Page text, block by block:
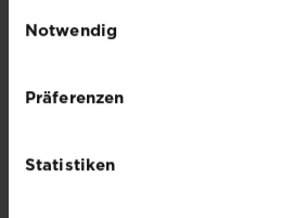
Nutzung der Dienste gesammelt
Notwendig
Präferenzen
Statistiken